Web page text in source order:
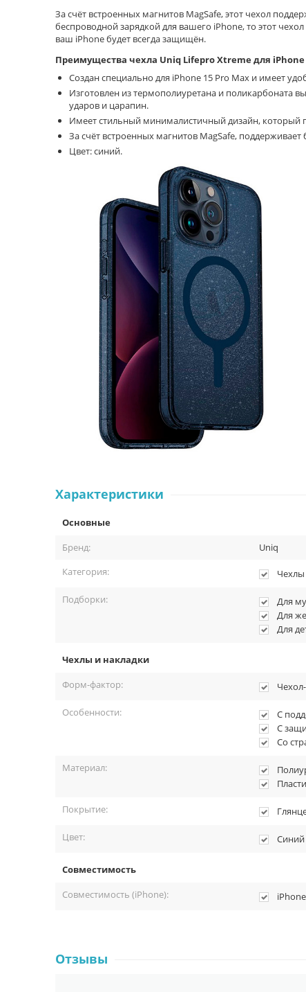
За счёт встроенных магнитов MagSafe, этот чехол
беспроводной зарядкой для вашего iPhone, то этот
ваш iPhone будет всегда защищён.
Преимущества чехла Uniq Lifepro Xtreme для iPhone
Создан специально для iPhone 15 Pro Max и имеет
Изготовлен из термополиуретана и поликарбоната
ударов и царапин.
Имеет стильный минималистичный дизайн, который
За счёт встроенных магнитов MagSafe,
Цвет: синий.
Характеристики
Основные
Бренд:
Uniq
Категория:
Чехлы
Подборки:
Для
Для
Для
Чехлы и накладки
Форм-фактор:
Особенности:
С
С
Со
Материал:
Покрытие:
Цвет: Синий
Совместимость
Совместимость (iPhone):
Отзывы